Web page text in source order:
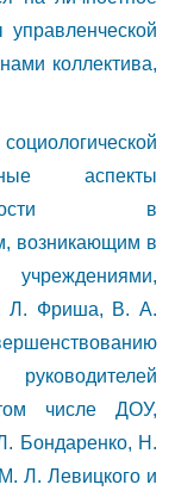
управленческой
коллектива,
аспекты
в
в
Л. Фриша, В. А.
числе ДОУ,
Бондаренко, Н.
Л. Левицкого и